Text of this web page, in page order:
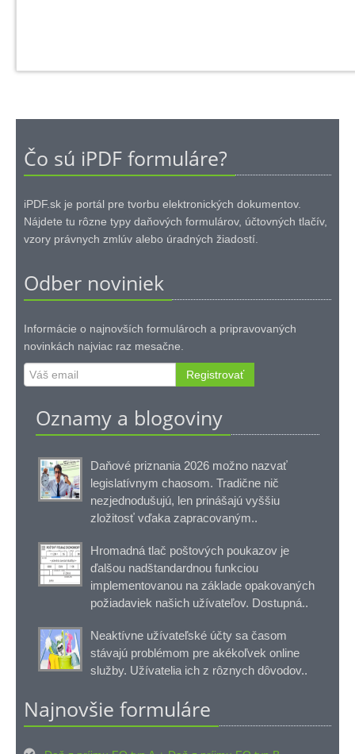
Čo sú iPDF formuláre?
iPDF.sk je portál pre tvorbu elektronických dokumentov.
Nájdete tu rôzne typy daňových formulárov, účtovných tlačív,
vzory právnych zmlúv alebo úradných žiadostí.
Odber noviniek
Informácie o najnovších formulároch a pripravovaných
novinkách najviac raz mesačne.
Registrovať
Oznamy a blogoviny
Daňové priznania 2026 možno nazvať
legislatívnym chaosom. Tradične nič
nezjednodušujú, len prinášajú vyššiu
zložitosť vďaka zapracovaným..
Hromadná tlač poštových poukazov je
ďalšou nadštandardnou funkciou
implementovanou na základe opakovaných
požiadaviek našich užívateľov. Dostupná..
Neaktívne užívateľské účty sa časom
stávajú problémom pre akékoľvek online
služby. Užívatelia ich z rôznych dôvodov..
Najnovšie formuláre